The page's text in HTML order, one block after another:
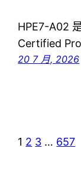
HPE7-A02
Certified
20 7 月, 2026
1 2 3 … 657